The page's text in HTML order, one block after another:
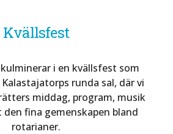
Kvällsfest
i en kvällsfest som
runda sal, där vi
middag, program, musik
den fina gemenskapen bland
rotarianer.